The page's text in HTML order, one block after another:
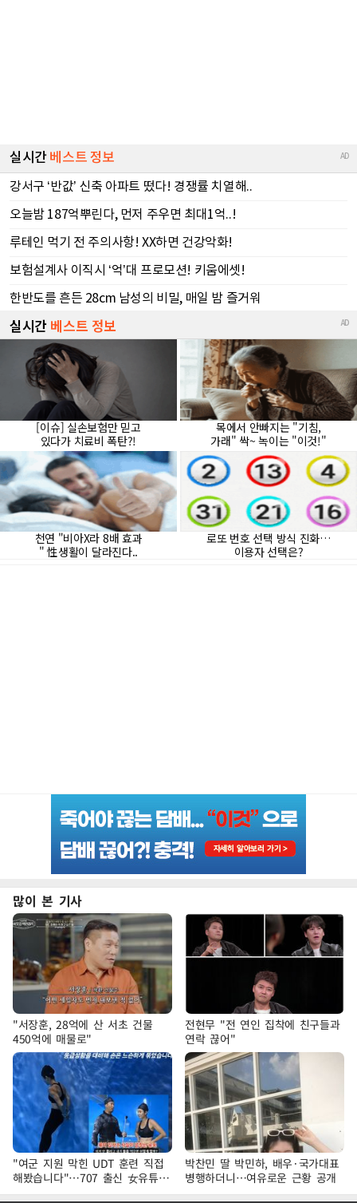
많이 본 기사
"서장훈, 28억에 산 서초 건물
450억에 매물로"
전현무 "전 연인 집착에 친구들과
연락 끊어"
"여군 지원 막힌 UDT 훈련 직접
해봤습니다"…707 출신 女유튜버
'완벽 소화'
박찬민 딸 박민하, 배우·국가대표
병행하더니…여유로운 근황 공개